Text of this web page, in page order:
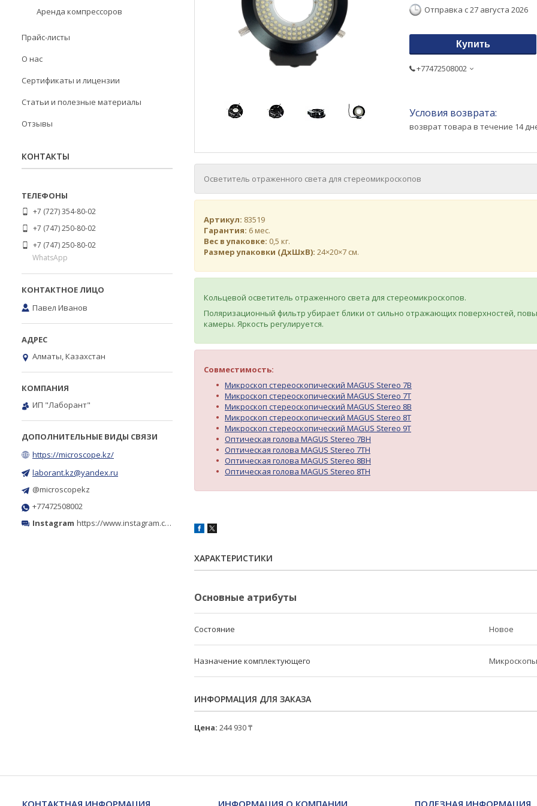
Отправка с 27 августа 2026
Купить
+77472508002
возврат товара в течение 14
Осветитель отраженного света для стереомикроскопов
Артикул: 83519
Гарантия: 6 мес.
Вес в упаковке: 0,5 кг.
Размер упаковки (ДхШхВ): 24×20×7 см.
Кольцевой осветитель отраженного света для стереомикроскопов.
Поляризационный фильтр убирает блики от сильно отражающих поверхностей,
камеры. Яркость регулируется.
Совместимость:
Микроскоп стереоскопический MAGUS Stereo 7B
Микроскоп стереоскопический MAGUS Stereo 7T
Микроскоп стереоскопический MAGUS Stereo 8B
Микроскоп стереоскопический MAGUS Stereo 8T
Микроскоп стереоскопический MAGUS Stereo 9T
Оптическая голова MAGUS Stereo 7BH
Оптическая голова MAGUS Stereo 7TH
Оптическая голова MAGUS Stereo 8BH
Оптическая голова MAGUS Stereo 8TH
ХАРАКТЕРИСТИКИ
Основные атрибуты
Состояние Новое
Назначение комплектующего Микроскопы
ИНФОРМАЦИЯ ДЛЯ ЗАКАЗА
Цена: 244 930 ₸
Аренда компрессоров
Прайс-листы
О нас
Сертификаты и лицензии
Статьи и полезные материалы
Отзывы
КОНТАКТЫ
+7 (727) 354-80-02
+7 (747) 250-80-02
+7 (747) 250-80-02
WhatsApp
Павел Иванов
Алматы, Казахстан
ИП "Лаборант"
https://microscope.kz/
laborant.kz@yandex.ru
@microscopekz
+77472508002
Instagram https://www.instagram.com/microscope.kz/
КОНТАКТНАЯ ИНФОРМАЦИЯ ИНФОРМАЦИЯ О КОМПАНИИ ПОЛЕЗНАЯ ИНФОРМАЦИЯ